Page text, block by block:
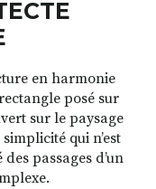
en harmonie
posé sur
sur le paysage
qui n’est
passages d’un